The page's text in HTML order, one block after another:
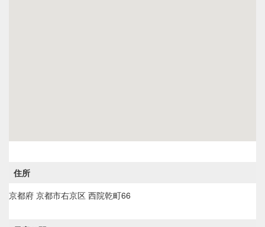
住所
京都府 京都市右京区 西院乾町66